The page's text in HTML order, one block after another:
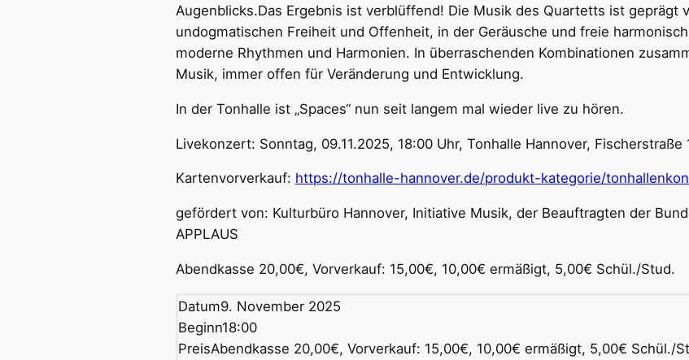
Augenblicks.Das Ergebnis ist verblüffend! Die Musik des Quartetts ist geprägt
undogmatischen Freiheit und Offenheit, in der Geräusche und freie
moderne Rhythmen und Harmonien. In überraschenden Kombinationen
Musik, immer offen für Veränderung und Entwicklung.
In der Tonhalle ist „Spaces“ nun seit langem mal wieder live zu hören.
Livekonzert: Sonntag, 09.11.2025, 18:00 Uhr, Tonhalle Hannover, Fischerstraße
Kartenvorverkauf: https://tonhalle-hannover.de/produkt-kategorie/
gefördert von: Kulturbüro Hannover, Initiative Musik, der Beauftragten der
APPLAUS
Abendkasse 20,00€, Vorverkauf: 15,00€, 10,00€ ermäßigt, 5,00€ Schül./Stud.
Datum9. November 2025
Beginn18:00
PreisAbendkasse 20,00€, Vorverkauf: 15,00€, 10,00€ ermäßigt, 5,00€ Schül./